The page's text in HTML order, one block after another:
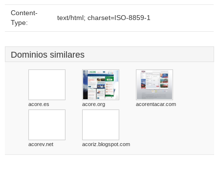
Content-
Type:
text/html; charset=ISO-8859-1
Dominios similares
acore.es acore.org acorentacar.com
acorev.net acoriz.blogspot.com